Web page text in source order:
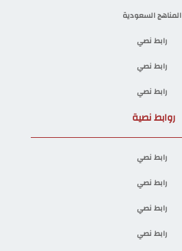
المناهج السعودية
رابط نصي
رابط نصي
رابط نصي
روابط نصية
رابط نصي
رابط نصي
رابط نصي
رابط نصي